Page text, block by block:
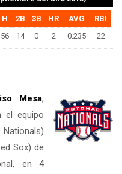
H 2B 3B HR AVG
RBI
56 14 0 2 0.235 22
Mesa,
el equipo
Sox) de
en 4